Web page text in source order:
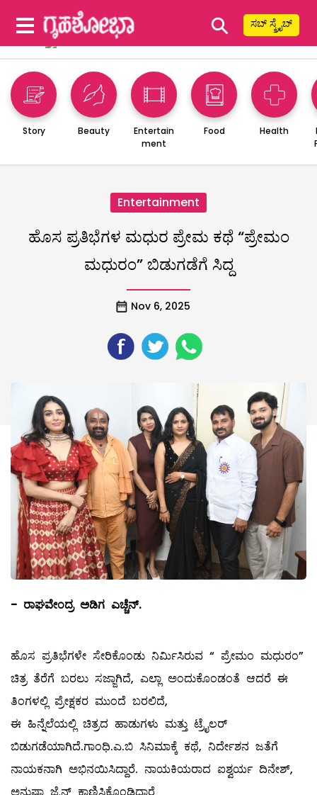
⚲ ಸಬ್ ಸ್ಕ್ರೈಬ್
Story Beauty
Entertain
ment
Food Health
Entertainment
ಹೊಸ ಪ್ರತಿಭೆಗಳ ಮಧುರ ಪ್ರೇಮ ಕಥೆ “ಪ್ರೇಮಂ
ಮಧುರಂ” ಬಿಡುಗಡೆಗೆ ಸಿದ್ದ
Nov 6, 2025
- ರಾಘವೇಂದ್ರ ಅಡಿಗ ಎಚ್ಚೆನ್.
ಹೊಸ ಪ್ರತಿಭೆಗಳೇ ಸೇರಿಕೊಂಡು ನಿರ್ಮಿಸಿರುವ “ ಪ್ರೇಮಂ ಮಧುರಂ”
ಚಿತ್ರ ತೆರೆಗೆ ಬರಲು ಸಜ್ಜಾಗಿದೆ, ಎಲ್ಲಾ ಅಂದುಕೊಂಡಂತೆ ಆದರೆ ಈ
ತಿಂಗಳಲ್ಲಿ ಪ್ರೇಕ್ಷಕರ ಮುಂದೆ ಬರಲಿದೆ,
ಈ ಹಿನ್ನೆಲೆಯಲ್ಲಿ ಚಿತ್ರದ ಹಾಡುಗಳು ಮತ್ತು ಟ್ರೈಲರ್
ಬಿಡುಗಡೆಯಾಗಿದೆ.ಗಾಂಧಿ.ಎ.ಬಿ ಸಿನಿಮಾಕ್ಕೆ ಕಥೆ, ನಿರ್ದೇಶನ ಜತೆಗೆ
ನಾಯಕನಾಗಿ ಅಭಿನಯಿಸಿದ್ದಾರೆ. ನಾಯಕಿಯರಾದ ಐಶ್ವರ್ಯ ದಿನೇಶ್,